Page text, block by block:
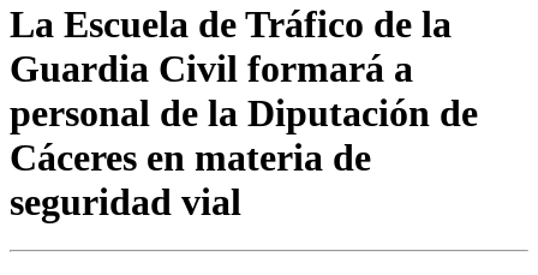
La Escuela de Tráfico de la
Guardia Civil formará a
personal de la Diputación de
Cáceres en materia de
seguridad vial